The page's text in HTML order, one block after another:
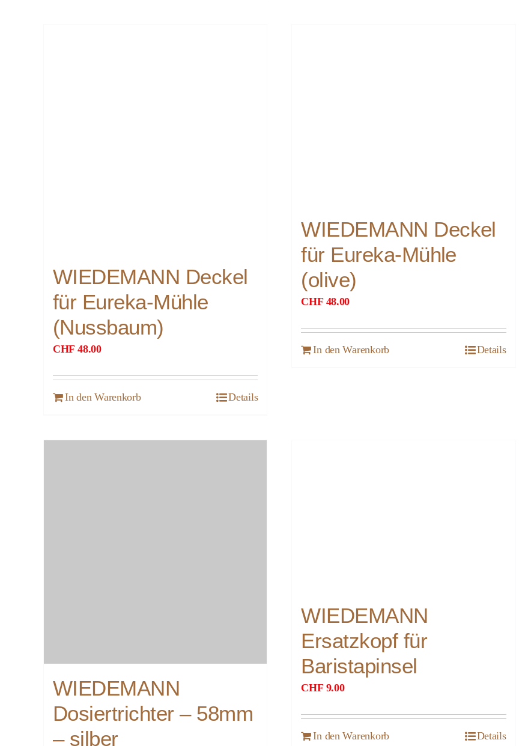
WIEDEMANN Deckel
für Eureka-Mühle
(Nussbaum)
CHF 48.00
In den Warenkorb Details
WIEDEMANN Deckel
für Eureka-Mühle
(olive)
CHF 48.00
In den Warenkorb Details
WIEDEMANN
Dosiertrichter – 58mm
– silber
WIEDEMANN
Ersatzkopf für
Baristapinsel
CHF 9.00
In den Warenkorb Details